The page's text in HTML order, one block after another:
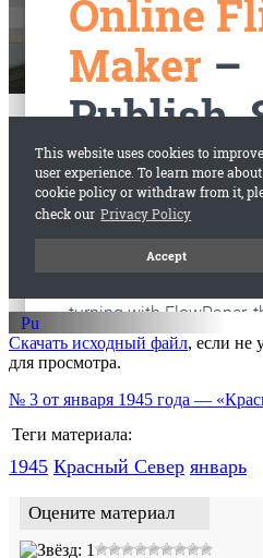
старые газеты
Скачать исходный файл, если не
для просмотра.
№ 3 от января 1945 года —
Теги материала:
1945 Красный Cевер январь
Оцените материал